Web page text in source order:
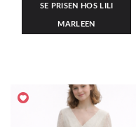
SE PRISEN HOS LILI
MARLEEN